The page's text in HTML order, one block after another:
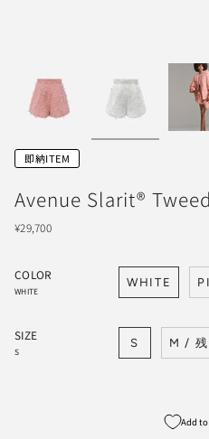
即納ITEM
Avenue Slarit®
¥29,700
COLOR
WHITE
WHITE
SIZE
S
S M / 残
Add